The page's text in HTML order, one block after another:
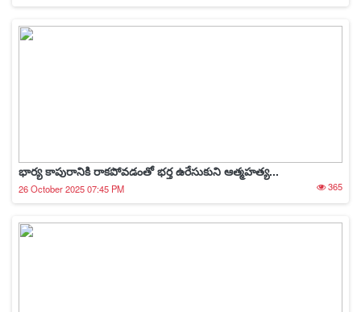
భార్య కాపురానికి రాకపోవడంతో భర్త ఉరేసుకుని ఆత్మహత్య...
26 October 2025 07:45 PM 365